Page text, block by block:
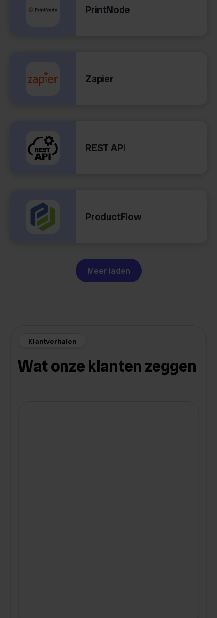
PrintNode
Zapier
REST API
ProductFlow
Meer laden
Klantverhalen
Wat onze klanten zeggen